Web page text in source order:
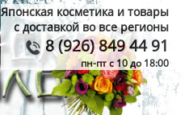
Японская косметика и товары
с доставкой во все регионы
8 (926) 849 44 91
пн-пт с 10 до 18:00